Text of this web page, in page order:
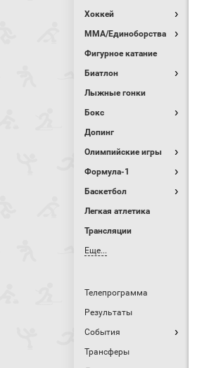
Хоккей
MMA/Единоборства
Фигурное катание
Биатлон
Лыжные гонки
Бокс
Допинг
Олимпийские игры
Формула-1
Баскетбол
Легкая атлетика
Трансляции
Еще...
Телепрограмма
Результаты
События
Трансферы